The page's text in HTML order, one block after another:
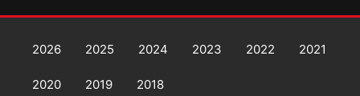
2026 2025 2024 2023 2022 2021
2020 2019 2018